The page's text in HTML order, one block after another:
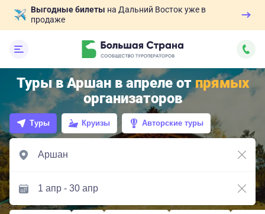
Выгодные билеты на Дальний Восток уже в
продаже
Туры в Аршан в апреле отпрямых
организаторов
Туры Круизы Авторские туры